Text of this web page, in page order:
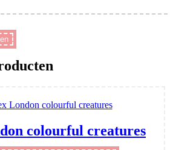
colourful creatures